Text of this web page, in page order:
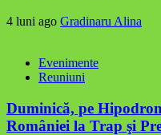
4 luni ago Gradinaru Alina
Evenimente
Reuniuni
Duminică, pe
României la Trap şi